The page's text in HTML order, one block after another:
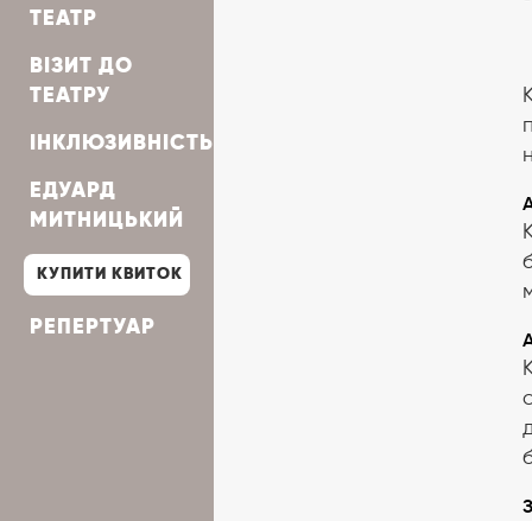
ТЕАТР
ВІЗИТ ДО
ТЕАТРУ
ІНКЛЮЗИВНІСТЬ
ЕДУАРД
МИТНИЦЬКИЙ
КУПИТИ КВИТОК
РЕПЕРТУАР